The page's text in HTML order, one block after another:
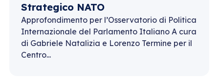
Strategico NATO
Approfondimento per l’Osservatorio di Politica
Internazionale del Parlamento Italiano A cura
di Gabriele Natalizia e Lorenzo Termine per il
Centro...